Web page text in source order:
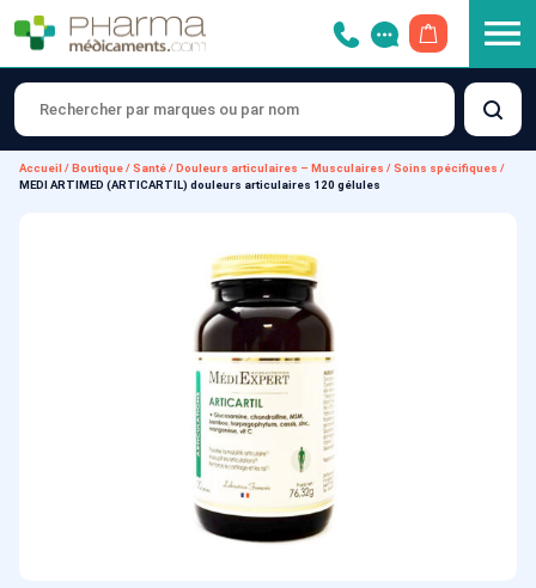
Accueil / Boutique/Santé/ Douleurs articulaires – Musculaires /Soins spécifiques /
MEDI ARTIMED (ARTICARTIL) douleurs articulaires 120 gélules